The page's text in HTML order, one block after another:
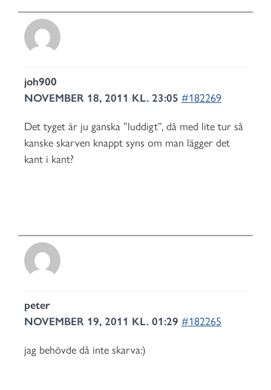
joh900
NOVEMBER 18, 2011 KL. 23:05 #182269
Det tyget är ju ganska ”luddigt”, då med lite tur så
kanske skarven knappt syns om man lägger det
kant i kant?
peter
NOVEMBER 19, 2011 KL. 01:29 #182265
jag behövde då inte skarva:)